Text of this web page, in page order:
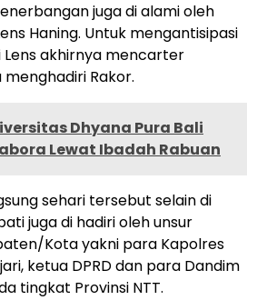
juga di alami oleh
Haning. Untuk mengantisipasi
akhirnya mencarter
Rakor.
Dhyana Pura Bali
Lewat Ibadah Rabuan
sehari tersebut selain di
juga di hadiri oleh unsur
Kota yakni para Kapolres
ketua DPRD dan para Dandim
tingkat Provinsi NTT.